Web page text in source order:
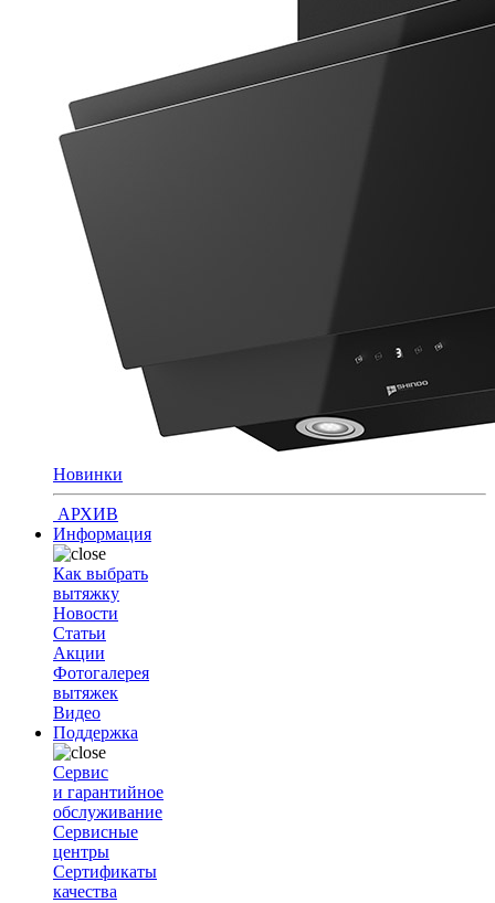
Новинки
АРХИВ
Информация
Как выбрать
вытяжку
Новости
Статьи
Акции
Фотогалерея
вытяжек
Видео
Поддержка
Сервис
и гарантийное
обслуживание
Сервисные
центры
Сертификаты
качества